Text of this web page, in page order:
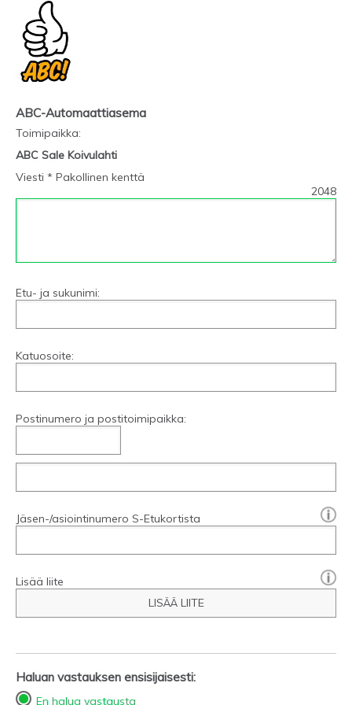
ABC-Automaattiasema
Toimipaikka:
ABC Sale Koivulahti
Viesti * Pakollinen kenttä
2048
Etu- ja sukunimi:
Katuosoite:
Postinumero ja postitoimipaikka:
Jäsen-/asiointinumero S-Etukortista
Lisää liite
LISÄÄ LIITE
Haluan vastauksen ensisijaisesti:
En halua vastausta